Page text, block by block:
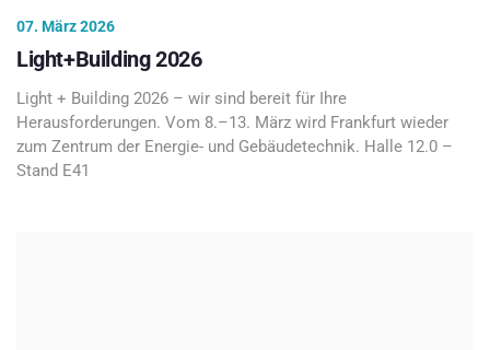
07. März 2026
Light+Building 2026
Light + Building 2026 – wir sind bereit für Ihre
Herausforderungen. Vom 8.–13. März wird Frankfurt wieder
zum Zentrum der Energie- und Gebäudetechnik. Halle 12.0 –
Stand E41